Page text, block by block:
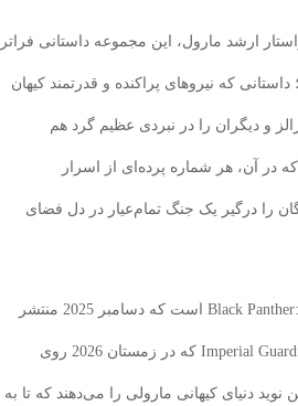
مارول، این مجموعه داستانی فراتر
که نیروهای پراکنده و قدرتمند کیهان
را در نبردی عظیم گرد هم
هر شماره پرده‌ای از اسرار
درگیر یک جنگ تمام‌عیار در دل فضای
از دیگر سریال‌ها، Black Panther: Intergalactic است که دسامبر 2025 منتشر
می‌شود و همچنین Exiles و Imperial Guardians که در زمستان 2026 روی
کیهانی مارولی را می‌دهند که تا به